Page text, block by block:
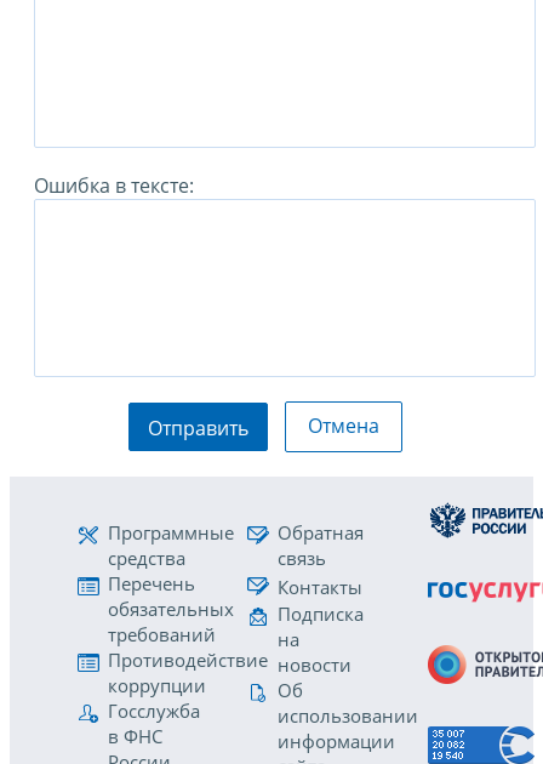
Ошибка в тексте:
Отправить Отмена
Программные
средства
Перечень
обязательных
требований
Противодействие
коррупции
Госслужба
в ФНС
Обратная
связь
Контакты
Подписка
на
новости
Об
использовании
информации